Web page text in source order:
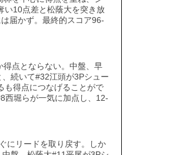
い10点差と松蔭大を突き放
届かず。最終的スコア96-
点とならない。中盤、早
続いて#32江頭が3Pシュー
も得点につなげることがで
西堀らが一気に加点し、12-
にリードを取り戻す。しか